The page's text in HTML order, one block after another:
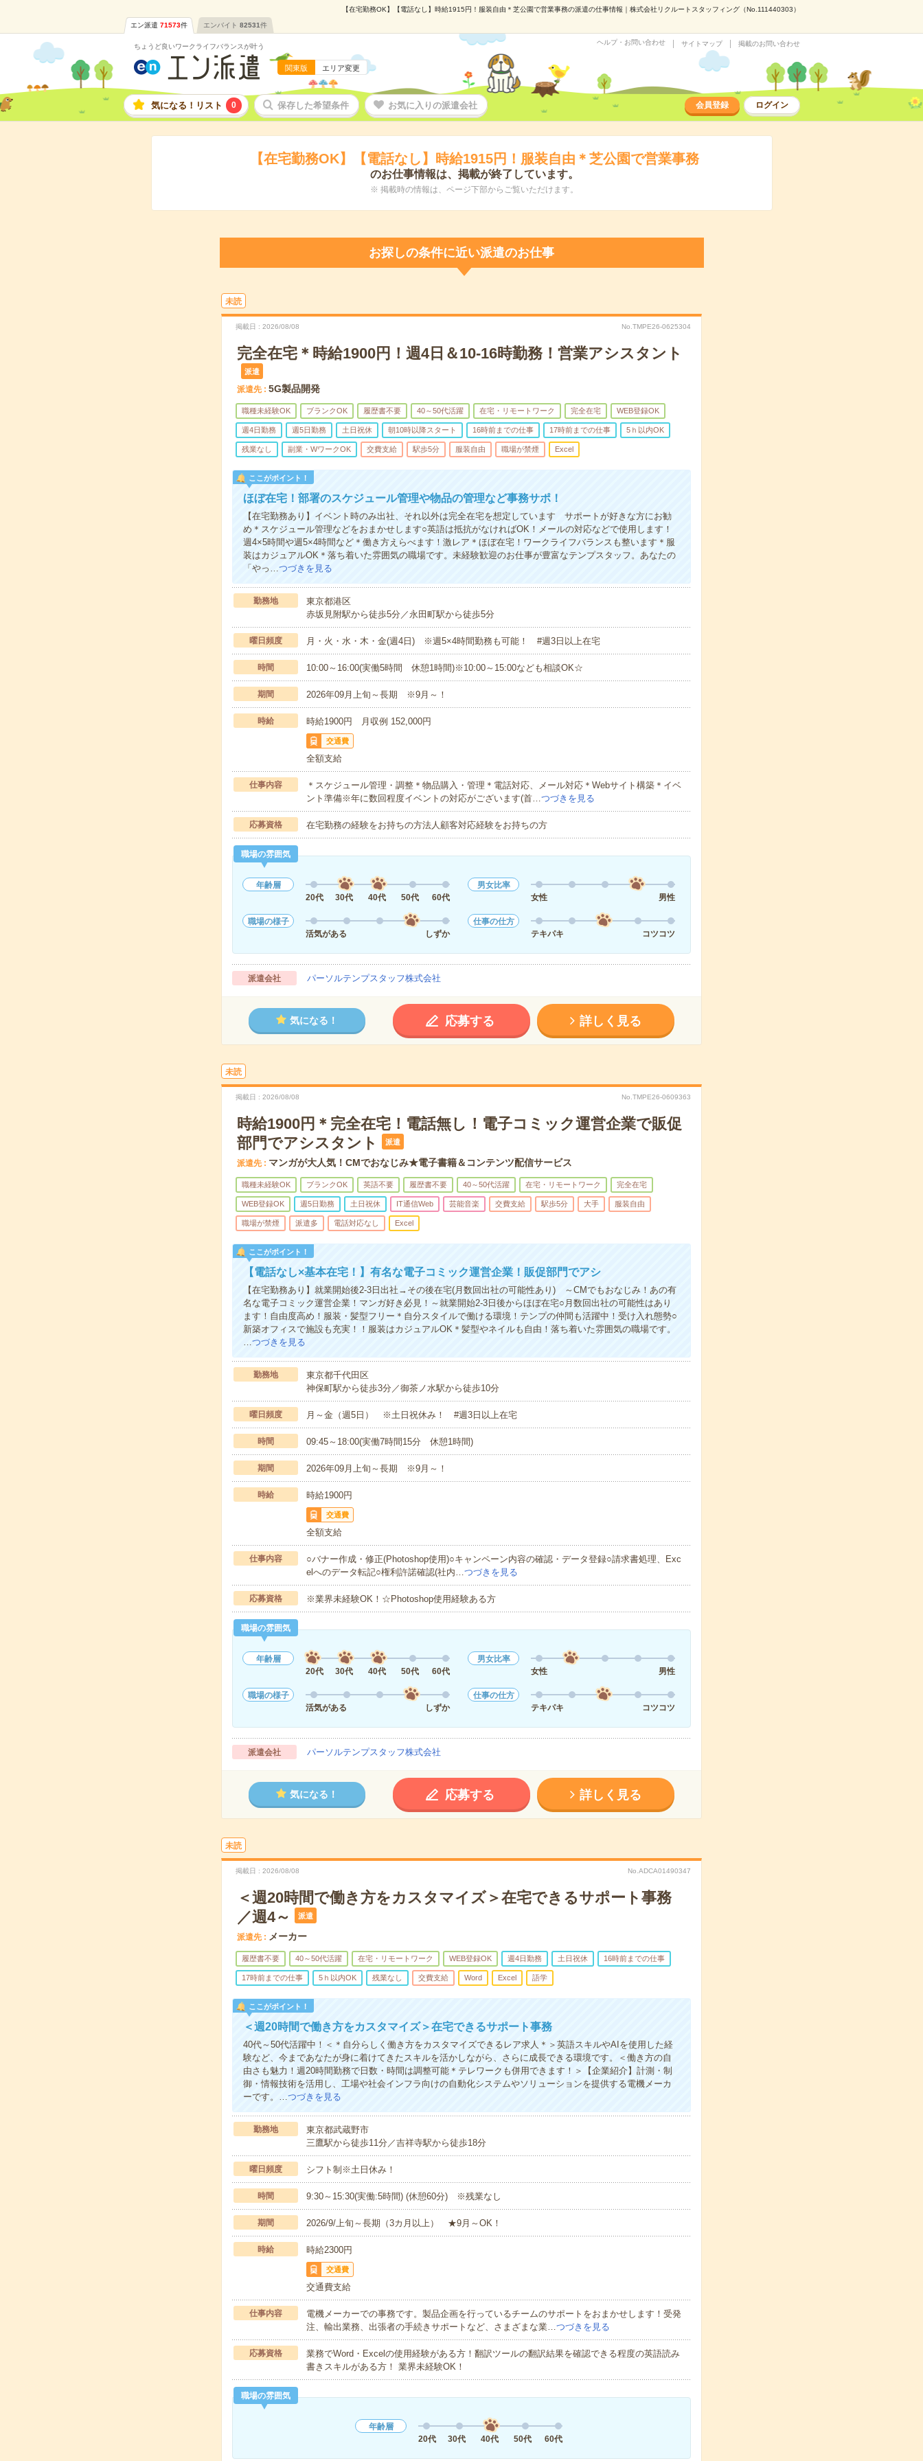
【在宅勤務OK】【電話なし】時給1915円！服装自由＊芝公園で営業事務の派遣の仕事情報｜株式会社リクルートスタッフィング（No.111440303）
エン派遣 71573件 エンバイト 82531件
ちょうど良いワークライフバランスが叶う
関東版 エリア変更
ヘルプ・お問い合わせ サイトマップ 掲載のお問い合わせ
気になる！リスト 0 保存した希望条件 お気に入りの派遣会社 会員登録 ログイン
【在宅勤務OK】【電話なし】時給1915円！服装自由＊芝公園で営業事務
のお仕事情報は、掲載が終了しています。
※ 掲載時の情報は、ページ下部からご覧いただけます。
お探しの条件に近い派遣のお仕事
未読
掲載日 2026/08/08 No.TMPE26-0625304
完全在宅＊時給1900円！週4日＆10-16時勤務！営業アシスタント
派遣
派遣先 5G製品開発
職種未経験OK ブランクOK 履歴書不要 40～50代活躍 在宅・リモートワーク 完全在宅 WEB登録OK
週4日勤務 週5日勤務 土日祝休 朝10時以降スタート 16時前までの仕事 17時前までの仕事 5ｈ以内OK
残業なし 副業・WワークOK 交費支給 駅歩5分 服装自由 職場が禁煙 Excel
ここがポイント！
ほぼ在宅！部署のスケジュール管理や物品の管理など事務サポ！
【在宅勤務あり】イベント時のみ出社、それ以外は完全在宅を想定しています サポートが好きな方にお勧
め＊スケジュール管理などをおまかせします○英語は抵抗がなければOK！メールの対応などで使用します！
週4×5時間や週5×4時間など＊働き方えらべます！激レア＊ほぼ在宅！ワークライフバランスも整います＊服
装はカジュアルOK＊落ち着いた雰囲気の職場です。未経験歓迎のお仕事が豊富なテンプスタッフ。あなたの
「やっ…つづきを見る
勤務地
東京都港区
赤坂見附駅から徒歩5分／永田町駅から徒歩5分
曜日頻度 月・火・水・木・金(週4日) ※週5×4時間勤務も可能！ #週3日以上在宅
時間 10:00～16:00(実働5時間 休憩1時間)※10:00～15:00なども相談OK☆
期間 2026年09月上旬～長期 ※9月～！
時給 時給1900円 月収例 152,000円
交通費
全額支給
仕事内容
＊スケジュール管理・調整＊物品購入・管理＊電話対応、メール対応＊Webサイト構築＊イベ
ント準備※年に数回程度イベントの対応がございます(首…つづきを見る
応募資格 在宅勤務の経験をお持ちの方法人顧客対応経験をお持ちの方
職場の雰囲気
年齢層
20代
30代 40代 50代 60代
男女比率
女性
男性
職場の様子
活気がある
しずか
仕事の仕方
テキパキ
コツコツ
派遣会社 パーソルテンプスタッフ株式会社
気になる！ 応募する 詳しく見る
未読
掲載日 2026/08/08 No.TMPE26-0609363
時給1900円＊完全在宅！電話無し！電子コミック運営企業で販促
部門でアシスタント
派遣
派遣先 マンガが大人気！CMでおなじみ★電子書籍＆コンテンツ配信サービス
職種未経験OK ブランクOK 英語不要 履歴書不要 40～50代活躍 在宅・リモートワーク 完全在宅
WEB登録OK 週5日勤務 土日祝休 IT通信Web 芸能音楽 交費支給 駅歩5分 大手 服装自由
職場が禁煙 派遣多 電話対応なし Excel
ここがポイント！
【電話なし×基本在宅！】有名な電子コミック運営企業！販促部門でアシ
【在宅勤務あり】就業開始後2-3日出社→その後在宅(月数回出社の可能性あり) ～CMでもおなじみ！あの有
名な電子コミック運営企業！マンガ好き必見！～就業開始2-3日後からほぼ在宅○月数回出社の可能性はあり
ます！自由度高め！服装・髪型フリー＊自分スタイルで働ける環境！テンプの仲間も活躍中！受け入れ態勢○
新築オフィスで施設も充実！！服装はカジュアルOK＊髪型やネイルも自由！落ち着いた雰囲気の職場です。
…つづきを見る
勤務地
東京都千代田区
神保町駅から徒歩3分／御茶ノ水駅から徒歩10分
曜日頻度 月～金（週5日） ※土日祝休み！ #週3日以上在宅
時間 09:45～18:00(実働7時間15分 休憩1時間)
期間 2026年09月上旬～長期 ※9月～！
時給 時給1900円
交通費
全額支給
仕事内容
○バナー作成・修正(Photoshop使用)○キャンペーン内容の確認・データ登録○請求書処理、Exc
elへのデータ転記○権利許諾確認(社内…つづきを見る
応募資格 ※業界未経験OK！☆Photoshop使用経験ある方
職場の雰囲気
年齢層
20代
30代 40代 50代 60代
男女比率
女性
男性
職場の様子
活気がある
しずか
仕事の仕方
テキパキ
コツコツ
派遣会社 パーソルテンプスタッフ株式会社
気になる！ 応募する 詳しく見る
未読
掲載日 2026/08/08 No.ADCA01490347
＜週20時間で働き方をカスタマイズ＞在宅できるサポート事務
／週4～
派遣
派遣先 メーカー
履歴書不要 40～50代活躍 在宅・リモートワーク WEB登録OK 週4日勤務 土日祝休 16時前までの仕事
17時前までの仕事 5ｈ以内OK 残業なし 交費支給 Word Excel 語学
ここがポイント！
＜週20時間で働き方をカスタマイズ＞在宅できるサポート事務
40代～50代活躍中！＜＊自分らしく働き方をカスタマイズできるレア求人＊＞英語スキルやAIを使用した経
験など、今まであなたが身に着けてきたスキルを活かしながら、さらに成長できる環境です。＜働き方の自
由さも魅力！週20時間勤務で日数・時間は調整可能＊テレワークも併用できます！＞【企業紹介】計測・制
御・情報技術を活用し、工場や社会インフラ向けの自動化システムやソリューションを提供する電機メーカ
ーです。…つづきを見る
勤務地
東京都武蔵野市
三鷹駅から徒歩11分／吉祥寺駅から徒歩18分
曜日頻度 シフト制※土日休み！
時間 9:30～15:30(実働:5時間) (休憩60分) ※残業なし
期間 2026/9/上旬～長期（3カ月以上） ★9月～OK！
時給 時給2300円
交通費
交通費支給
仕事内容
電機メーカーでの事務です。製品企画を行っているチームのサポートをおまかせします！受発
注、輸出業務、出張者の手続きサポートなど、さまざまな業…つづきを見る
応募資格
業務でWord・Excelの使用経験がある方！翻訳ツールの翻訳結果を確認できる程度の英語読み
書きスキルがある方！ 業界未経験OK！
職場の雰囲気
年齢層
20代
30代 40代 50代 60代